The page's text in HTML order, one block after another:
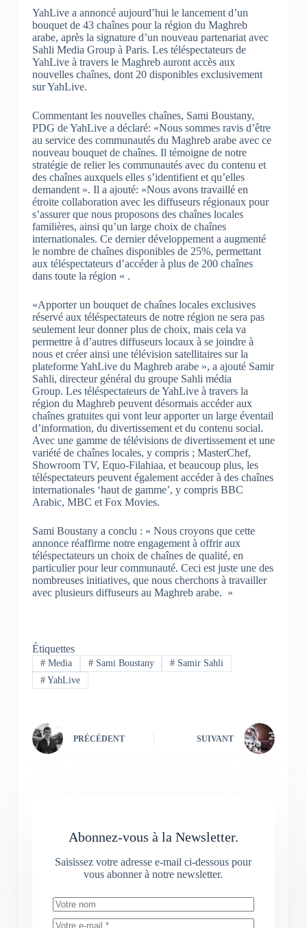
YahLive a annoncé aujourd’hui le lancement d’un
bouquet de 43 chaînes pour la région du Maghreb
arabe, après la signature d’un nouveau partenariat avec
Sahli Media Group à Paris. Les téléspectateurs de
YahLive à travers le Maghreb auront accès aux
nouvelles chaînes, dont 20 disponibles exclusivement
sur YahLive.
Commentant les nouvelles chaînes, Sami Boustany,
PDG de YahLive a déclaré: «Nous sommes ravis d’être
au service des communautés du Maghreb arabe avec ce
nouveau bouquet de chaînes. Il témoigne de notre
stratégie de relier les communautés avec du contenu et
des chaînes auxquels elles s’identifient et qu’elles
demandent ». Il a ajouté: «Nous avons travaillé en
étroite collaboration avec les diffuseurs régionaux pour
s’assurer que nous proposons des chaînes locales
familières, ainsi qu’un large choix de chaînes
internationales. Ce dernier développement a augmenté
le nombre de chaînes disponibles de 25%, permettant
aux téléspectateurs d’accéder à plus de 200 chaînes
dans toute la région « .
«Apporter un bouquet de chaînes locales exclusives
réservé aux téléspectateurs de notre région ne sera pas
seulement leur donner plus de choix, mais cela va
permettre à d’autres diffuseurs locaux à se joindre à
nous et créer ainsi une télévision satellitaires sur la
plateforme YahLive du Maghreb arabe », a ajouté Samir
Sahli, directeur général du groupe Sahli média
Group. Les téléspectateurs de YahLive à travers la
région du Maghreb peuvent désormais accéder aux
chaînes gratuites qui vont leur apporter un large éventail
d’information, du divertissement et du contenu social.
Avec une gamme de télévisions de divertissement et une
variété de chaînes locales, y compris ; MasterChef,
Showroom TV, Equo-Filahiaa, et beaucoup plus, les
téléspectateurs peuvent également accéder à des chaînes
internationales ‘haut de gamme’, y compris BBC
Arabic, MBC et Fox Movies.
Sami Boustany a conclu : « Nous croyons que cette
annonce réaffirme notre engagement à offrir aux
téléspectateurs un choix de chaînes de qualité, en
particulier pour leur communauté. Ceci est juste une des
nombreuses initiatives, que nous cherchons à travailler
avec plusieurs diffuseurs au Maghreb arabe. »
Étiquettes
#Media #Sami Boustany # Samir Sahli
#YahLive
PRÉCÉDENT SUIVANT
Abonnez-vous à la Newsletter.
Saisissez votre adresse e-mail ci-dessous pour
vous abonner à notre newsletter.